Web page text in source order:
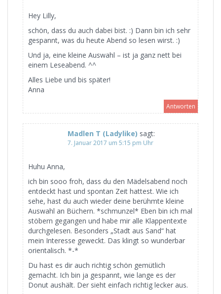
Hey Lilly,
schön, dass du auch dabei bist. :) Dann bin ich sehr
gespannt, was du heute Abend so lesen wirst. :)
Und ja, eine kleine Auswahl – ist ja ganz nett bei
einem Leseabend. ^^
Alles Liebe und bis später!
Anna
Antworten
Madlen T (Ladylike) sagt:
7. Januar 2017 um 5:15 pm Uhr
Huhu Anna,
ich bin sooo froh, dass du den Mädelsabend noch
entdeckt hast und spontan Zeit hattest. Wie ich
sehe, hast du auch wieder deine berühmte kleine
Auswahl an Büchern. *schmunzel* Eben bin ich mal
stöbern gegangen und habe mir alle Klappentexte
durchgelesen. Besonders „Stadt aus Sand“ hat
mein Interesse geweckt. Das klingt so wunderbar
orientalisch. *-*
Du hast es dir auch richtig schön gemütlich
gemacht. Ich bin ja gespannt, wie lange es der
Donut aushält. Der sieht einfach richtig lecker aus.